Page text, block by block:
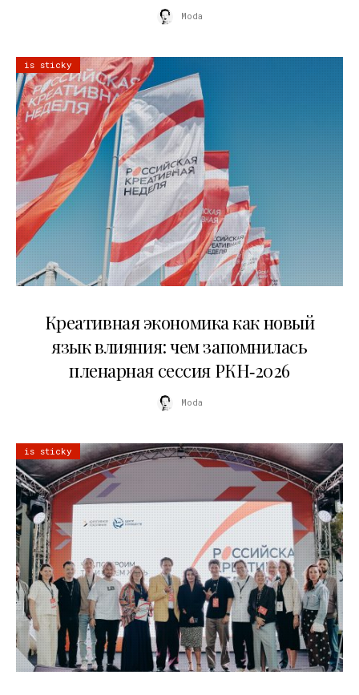
Moda
is sticky
Креативная экономика как новый
язык влияния: чем запомнилась
пленарная сессия РКН‑2026
Moda
is sticky